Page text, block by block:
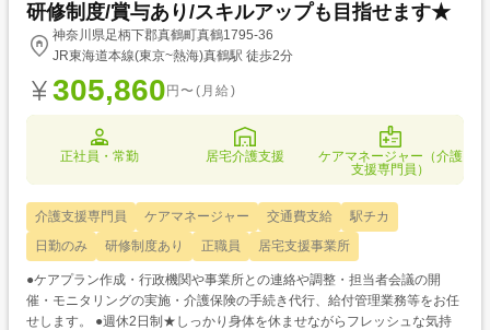
研修制度/賞与あり/スキルアップも目指せます★
神奈川県足柄下郡真鶴町真鶴1795-36
JR東海道本線(東京~熱海)真鶴駅 徒歩2分
305,860 円〜(月給)
正社員・常勤 居宅介護支援
ケアマネージャー（介護
支援専門員）
介護支援専門員 ケアマネージャー 交通費支給
駅チカ
日勤のみ
研修制度あり 正職員 居宅支援事業所
●ケアプラン作成・行政機関や事業所との連絡や調整・担当者会議の開
催・モニタリングの実施・介護保険の手続き代行、給付管理業務等をお任
せします。 ●週休2日制★しっかり身体を休ませながらフレッシュな気持